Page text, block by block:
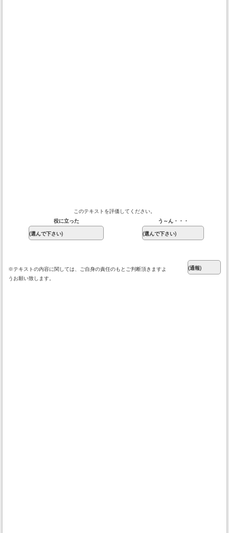
このテキストを評価してください。
役に立った
う～ん・・・
※テキストの内容に関しては、ご自身の責任のもとご判断頂きますよ
うお願い致します。